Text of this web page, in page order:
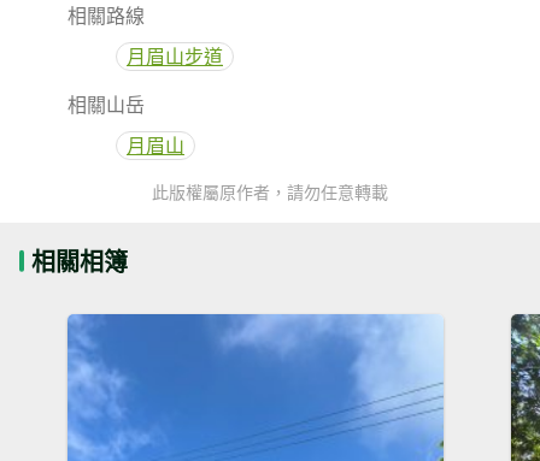
相關路線
月眉山步道
相關山岳
月眉山
此版權屬原作者，請勿任意轉載
相關相簿